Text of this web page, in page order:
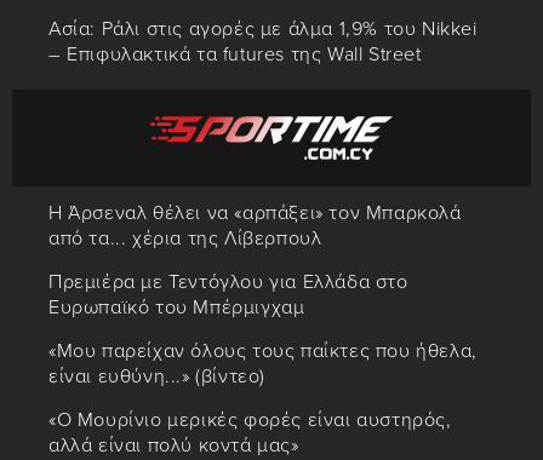
Ασία: Ράλι στις αγορές με άλμα 1,9% του Nikkei
– Επιφυλακτικά τα futures της Wall Street
H Άρσεναλ θέλει να «αρπάξει» τον Μπαρκολά
από τα... χέρια της Λίβερπουλ
Πρεμιέρα με Τεντόγλου για Ελλάδα στο
Ευρωπαϊκό του Μπέρμιγχαμ
«Μου παρείχαν όλους τους παίκτες που ήθελα,
είναι ευθύνη...» (βίντεο)
«Ο Μουρίνιο μερικές φορές είναι αυστηρός,
αλλά είναι πολύ κοντά μας»